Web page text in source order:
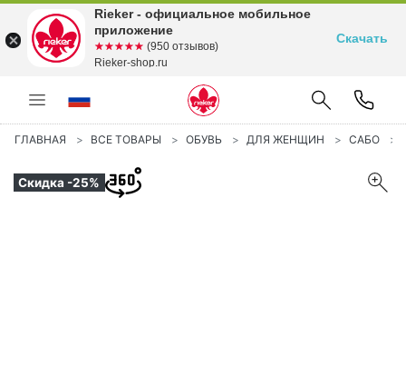
ГЛАВНАЯ ВСЕ ТОВАРЫ ОБУВЬ ДЛЯ ЖЕНЩИН САБО
Скидка -25%
Rieker - официальное мобильное
приложение
☆☆☆☆☆
★★★★★ (950 отзывов)
Rieker-shop.ru
Скачать